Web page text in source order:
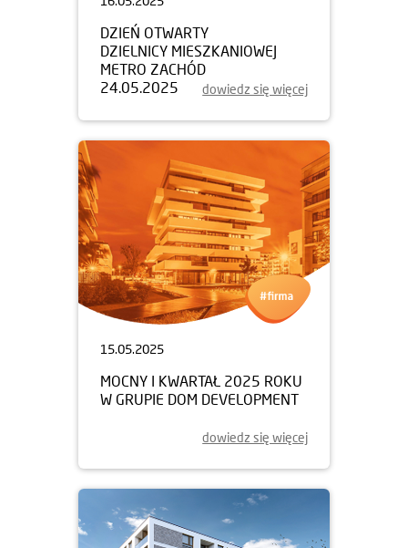
DZIEŃ OTWARTY
DZIELNICY MIESZKANIOWEJ
METRO ZACHÓD
24.05.2025
dowiedz się więcej
15.05.2025
MOCNY I KWARTAŁ 2025 ROKU
W GRUPIE DOM DEVELOPMENT
dowiedz się więcej